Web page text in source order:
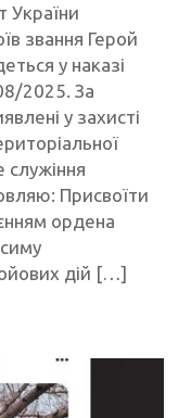
України
звання Герой
у наказі
2025. За
у захисті
служіння
Присвоїти
ордена
дій […]